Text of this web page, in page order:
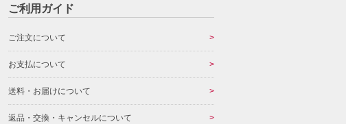
ご利用ガイド
ご注文について
お支払について
送料・お届けについて
返品・交換・キャンセルについて